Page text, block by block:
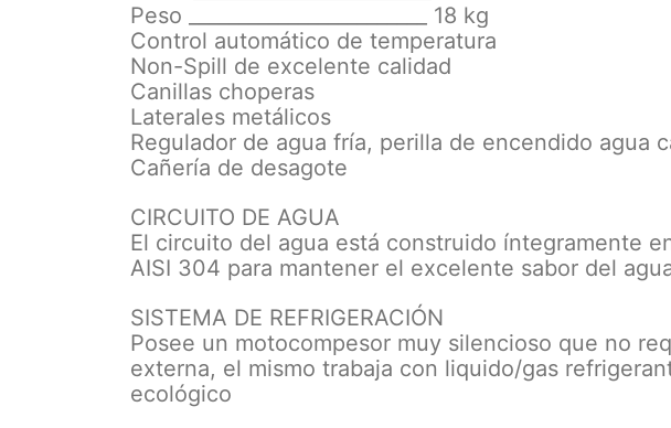
Peso ________________________ 18 kg
Control automático de temperatura
Non-Spill de excelente calidad
Canillas choperas
Laterales metálicos
Regulador de agua fría, perilla de encendido agua
Cañería de desagote
CIRCUITO DE AGUA
El circuito del agua está construido íntegramente
AISI 304 para mantener el excelente sabor del
SISTEMA DE REFRIGERACIÓN
Posee un motocompesor muy silencioso que no
externa, el mismo trabaja con liquido/gas
ecológico